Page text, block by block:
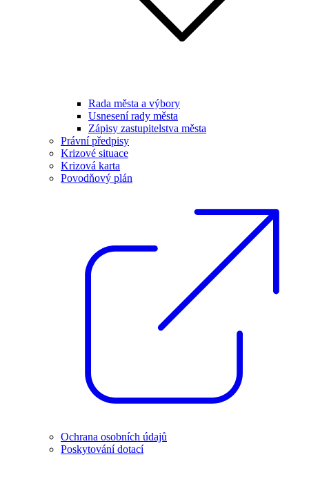
Rada města a výbory
Usnesení rady města
Zápisy zastupitelstva města
Právní předpisy
Krizové situace
Krizová karta
Povodňový plán
Ochrana osobních údajů
Poskytování dotací